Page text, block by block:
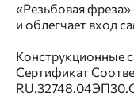
«Резьбовая
и облегчает вход
Конструкционные
Сертификат